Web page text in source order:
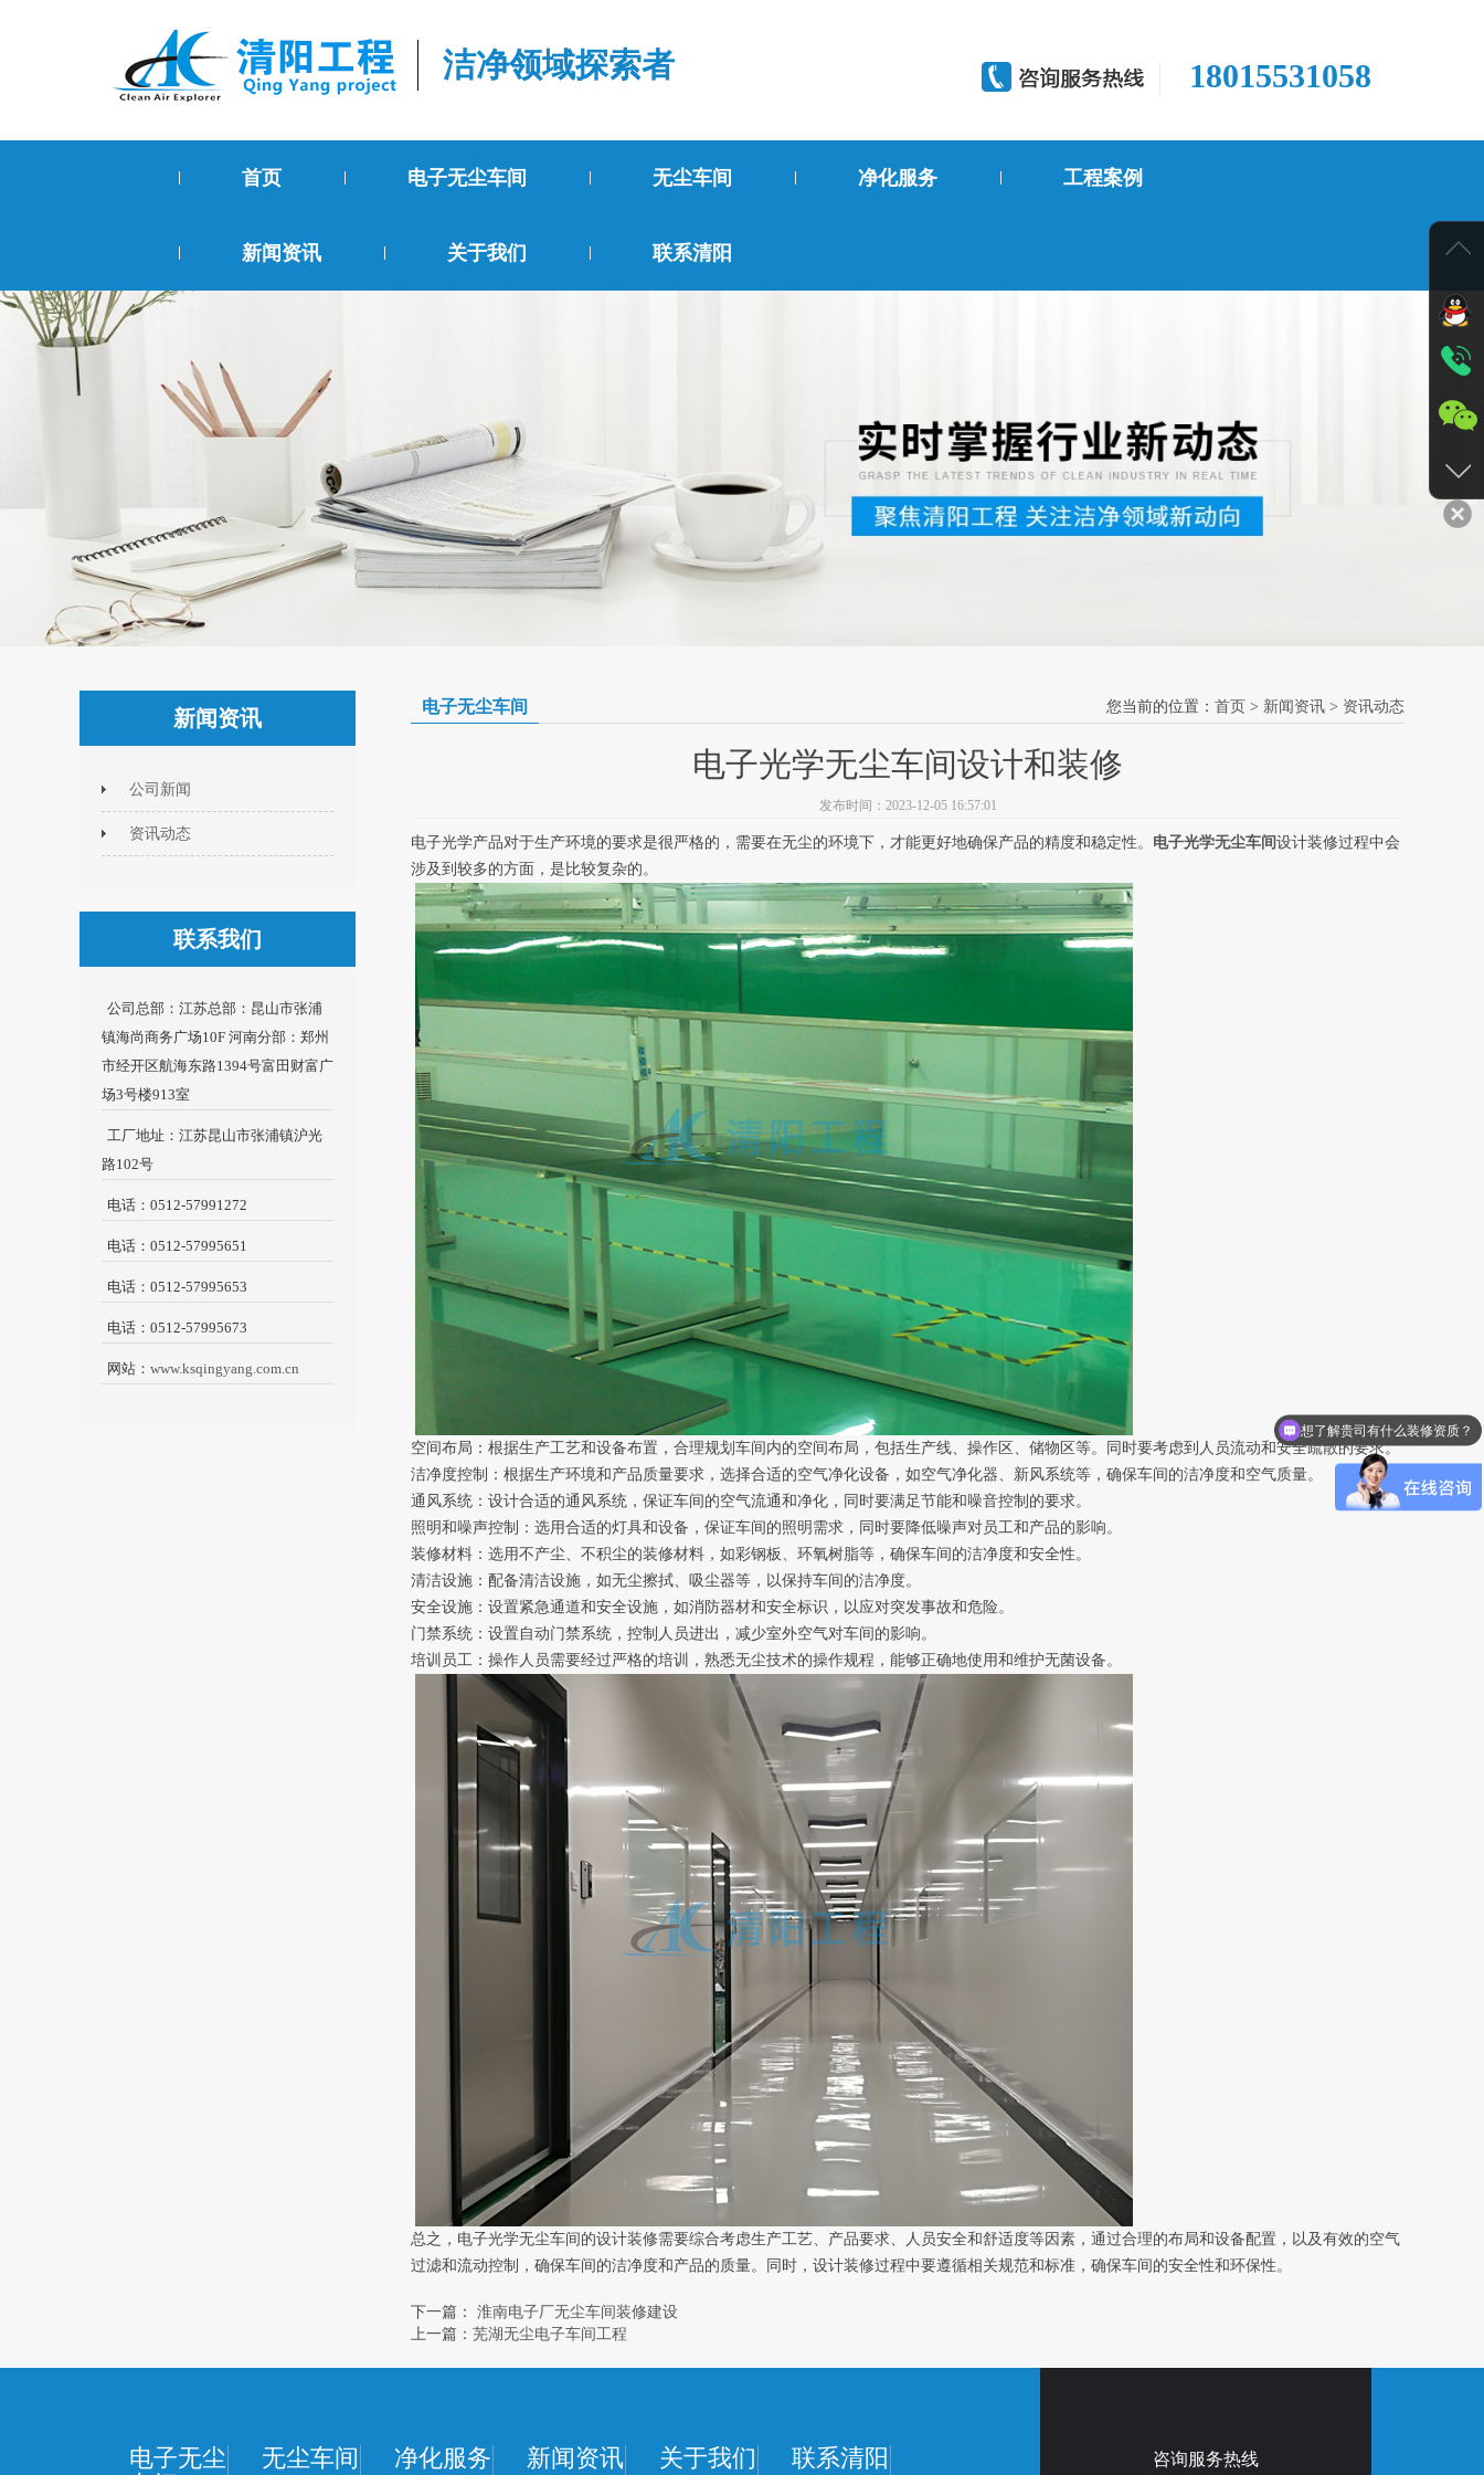
洁净领域探索者 18015531058
首页 电子无尘车间 无尘车间 净化服务 工程案例
新闻资讯 关于我们 联系清阳
新闻资讯
公司新闻
资讯动态
联系我们
公司总部：江苏总部：昆山市张浦
镇海尚商务广场10F 河南分部：郑州
市经开区航海东路1394号富田财富广
场3号楼913室
工厂地址：江苏昆山市张浦镇沪光
路102号
电话：0512-57991272
电话：0512-57995651
电话：0512-57995653
电话：0512-57995673
网站： www.ksqingyang.com.cn
电子无尘车间 您当前的位置： 首页 > 新闻资讯 > 资讯动态
电子光学无尘车间设计和装修
发布时间：2023-12-05 16:57:01
电子光学产品对于生产环境的要求是很严格的，需要在无尘的环境下，才能更好地确保产品的精度和稳定性。 电子光学无尘车间设计装修过程中会
涉及到较多的方面，是比较复杂的。
空间布局：根据生产工艺和设备布置，合理规划车间内的空间布局，包括生产线、操作区、储物区等。同时要考虑到人员流动和安全疏散的要求。
洁净度控制：根据生产环境和产品质量要求，选择合适的空气净化设备，如空气净化器、新风系统等，确保车间的洁净度和空气质量。
通风系统：设计合适的通风系统，保证车间的空气流通和净化，同时要满足节能和噪音控制的要求。
照明和噪声控制：选用合适的灯具和设备，保证车间的照明需求，同时要降低噪声对员工和产品的影响。
装修材料：选用不产尘、不积尘的装修材料，如彩钢板、环氧树脂等，确保车间的洁净度和安全性。
清洁设施：配备清洁设施，如无尘擦拭、吸尘器等，以保持车间的洁净度。
安全设施：设置紧急通道和安全设施，如消防器材和安全标识，以应对突发事故和危险。
门禁系统：设置自动门禁系统，控制人员进出，减少室外空气对车间的影响。
培训员工：操作人员需要经过严格的培训，熟悉无尘技术的操作规程，能够正确地使用和维护无菌设备。
总之，电子光学无尘车间的设计装修需要综合考虑生产工艺、产品要求、人员安全和舒适度等因素，通过合理的布局和设备配置，以及有效的空气
过滤和流动控制，确保车间的洁净度和产品的质量。同时，设计装修过程中要遵循相关规范和标准，确保车间的安全性和环保性。
下一篇： 淮南电子厂无尘车间装修建设
上一篇： 芜湖无尘电子车间工程
电子无尘
无尘车间 净化服务 新闻资讯 关于我们 联系清阳 咨询服务热线
想了解贵司有什么装修资质？